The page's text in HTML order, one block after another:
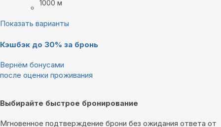
1000 м
Показать варианты
Кэшбэк до 30% за бронь
Вернём бонусами
после оценки проживания
Выбирайте быстрое бронирование
Мгновенное подтверждение брони без ожидания ответа от